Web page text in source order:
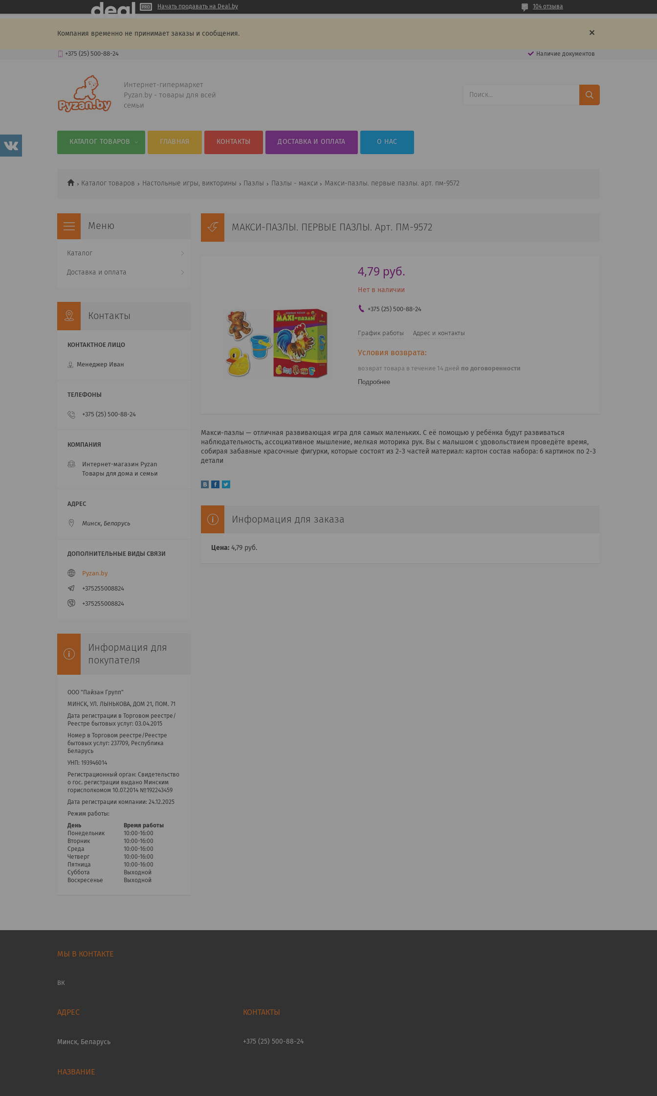
Начать продавать на Deal.by 104 отзыва
Компания временно не принимает заказы и сообщения.
+375 (25) 500-88-24 Наличие документов
Интернет-гипермаркет
Pyzan.by - товары для всей
семьи
КАТАЛОГ ТОВАРОВ ГЛАВНАЯ КОНТАКТЫ ДОСТАВКА И ОПЛАТА О НАС
Каталог товаров Настольные игры, викторины Пазлы Пазлы - макси Макси-пазлы. первые пазлы. арт. пм-9572
МАКСИ-ПАЗЛЫ. ПЕРВЫЕ ПАЗЛЫ. Арт. ПМ-9572
4,79 руб.
Нет в наличии
+375 (25) 500-88-24
График работы Адрес и контакты
возврат товара в течение 14 дней по договоренности
Подробнее
Макси-пазлы — отличная развивающая игра для самых маленьких. С её помощью у ребёнка будут развиваться
наблюдательность, ассоциативное мышление, мелкая моторика рук. Вы с малышом с удовольствием проведёте время,
собирая забавные красочные фигурки, которые состоят из 2-3 частей материал: картон состав набора: 6 картинок по 2-3
детали
Информация для заказа
Цена: 4,79 руб.
Каталог
Доставка и оплата
Контакты
Менеджер Иван
+375 (25) 500-88-24
Интернет-магазин Pyzan
Товары для дома и семьи
Минск, Беларусь
Pyzan.by
+375255008824
+375255008824
Информация для
покупателя
ООО "Пайзан Групп"
МИНСК, УЛ. ЛЫНЬКОВА, ДОМ 21, ПОМ. 71
Дата регистрации в Торговом реестре/
Реестре бытовых услуг: 03.04.2015
Номер в Торговом реестре/Реестре
бытовых услуг: 237709, Республика
Беларусь
УНП: 193946014
Регистрационный орган: Cвидетельство
о гос. регистрации выдано Минским
горисполкомом 10.07.2014 №192243459
Дата регистрации компании: 24.12.2025
Режим работы:
День
Время работы
Понедельник
10:00-16:00
Вторник
10:00-16:00
Среда
10:00-16:00
Четверг
10:00-16:00
Пятница
10:00-16:00
Суббота
Выходной
Воскресенье
Выходной
МЫ В КОНТАКТЕ
ВК
Минск, Беларусь +375 (25) 500-88-24